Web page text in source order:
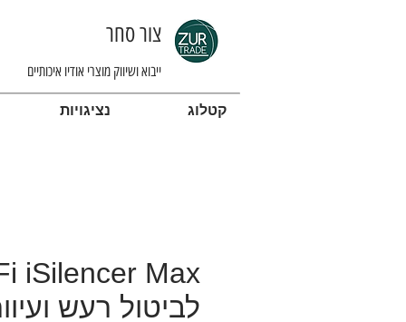
צור סחר
ייבוא ושיווק מוצרי אודיו איכותיים
קטלוג נציגויות
לביטול רעש